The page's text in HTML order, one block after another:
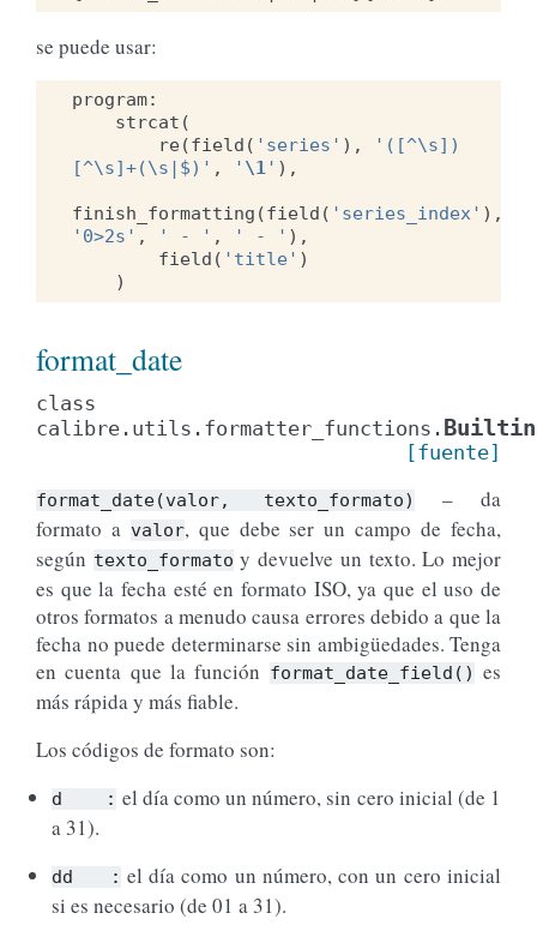
se puede usar:
program:
strcat (
re(field ( 'series' ),
'([^\s])
[^\s]+(\s|$)' , ' \1' ),
finish_formatting (field ( 'series_index' ),
'0>2s' , ' - ' , ' - ' ),
field ( 'title' )
)
format_date
class
calibre.utils.formatter_functions.
[fuente]
format_date(valor, texto_formato)
– da
formato a valor, que debe ser un campo de fecha,
según texto_formato y devuelve un texto. Lo mejor
es que la fecha esté en formato ISO, ya que el uso de
otros formatos a menudo causa errores debido a que la
fecha no puede determinarse sin ambigüedades. Tenga
en cuenta que la función format_date_field() es
más rápida y más fiable.
Los códigos de formato son:
d : el día como un número, sin cero inicial (de 1
a 31).
dd : el día como un número, con un cero inicial
si es necesario (de 01 a 31).